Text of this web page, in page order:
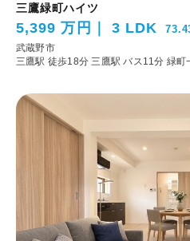
三鷹緑町ハイツ
5,399 万円 3 LDK
武蔵野市
三鷹駅 徒歩18分 三鷹駅 バス11分 緑町